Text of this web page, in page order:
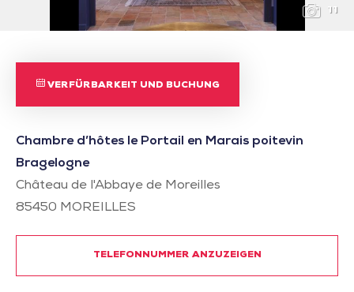
11
VERFÜRBARKEIT UND BUCHUNG
Chambre d’hôtes le Portail en Marais poitevin
Bragelogne
Château de l'Abbaye de Moreilles
85450 MOREILLES
TELEFONNUMMER ANZUZEIGEN